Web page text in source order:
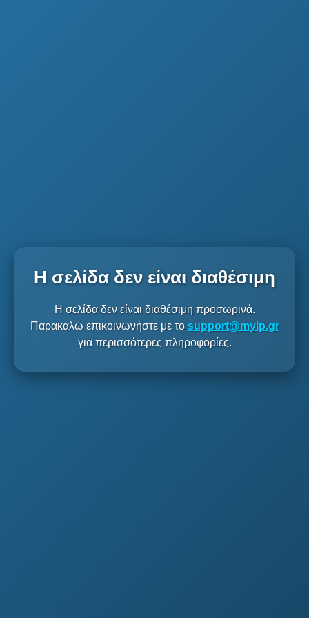
Η σελίδα δεν είναι διαθέσιμη
Η σελίδα δεν είναι διαθέσιμη προσωρινά.
Παρακαλώ επικοινωνήστε με το support@myip.gr
για περισσότερες πληροφορίες.